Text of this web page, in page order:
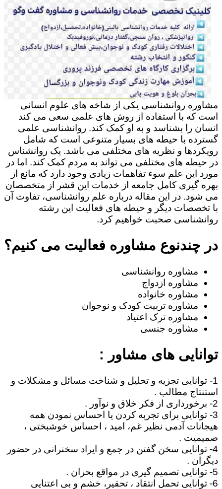
مشاوره روانشناسی یکی از شاخه های علوم انسانی
است که با استفاده از روش های علمی سعی می کند
انسان را بشناسد و به او کمک کند. روانشناسی علمی
گسترده با حیطه های بسیار متنوعی است که شامل
رویکردها و نظریه های مختلفی می باشد. یک روانشناس
در حیطه های مختلفی می تواند به مردم کمک کند. اما در
مورد این علم سوء تفاهمات زیادی وجود دارد که مانع از
بهره گیری کامل جامعه از خدمات این قشر از متخصصان
می شود. در این مقاله درباره علم روانشناسی، تفاوت آن
با تخصصات دیگر و حیطه های فعالیت این رشته
روانشناسی صحبت خواهیم کرد.
در چندنوع مشاوره فعالیت می کنیم؟
مشاوره روانشناسی
مشاوره ازدواج
مشاوره خانواده
مشاوره تربیت کودک و نوجوان
مشاوره ترک اعتیاد
مشاوره جنسی
توانایی های مشاور :
1- توانایی تجزیه و تحلیل و شناخت مسائل و مشکلات و
استنتاج مطالب .
2- برخورداری از فکر خلاق و نوآور .
3- توانایی برای تجربه کردن یا احساس نمودن همه
هیجانات آدمی نظیر غم، امید ، احساس خوشبختی ،
صمیمیت .
4- توانایی سخن گفتن در جمع و ایراد سخنرانی در حضور
دیگران .
5- توانایی تصمیم گیری در مواقع بحران .
6- توانایی تحمل انتقاد ، تحقیر، خشم و بی اعتنایی